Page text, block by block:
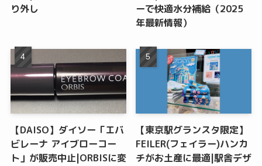
り外し
ーで快適水分補給（2025
年最新情報）
【DAISO】ダイソー「エバ
ビレーナ アイブローコー
ト」が販売中止|ORBISに変
【東京駅グランスタ限定】
FEILER(フェイラー)ハンカ
チがお土産に最適|駅舎デザ